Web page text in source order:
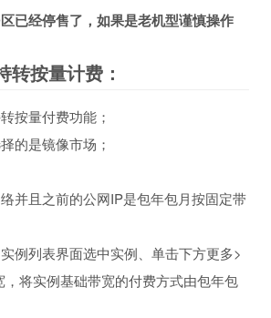
已经停售了，如果是老机型谨慎操作
转按量计费：
按量付费功能；
的是镜像市场；
并且之前的公网IP是包年包月按固定带
例列表界面选中实例、单击下方更多>
，将实例基础带宽的付费方式由包年包